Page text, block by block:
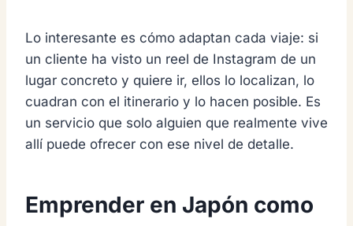
Lo interesante es cómo adaptan cada viaje: si
un cliente ha visto un reel de Instagram de un
lugar concreto y quiere ir, ellos lo localizan, lo
cuadran con el itinerario y lo hacen posible. Es
un servicio que solo alguien que realmente vive
allí puede ofrecer con ese nivel de detalle.
Emprender en Japón como